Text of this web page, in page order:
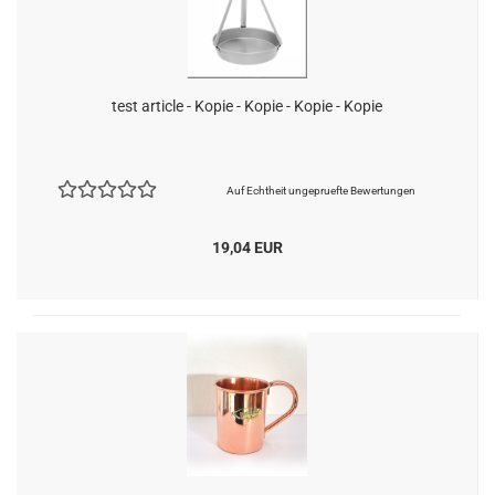
test article - Kopie - Kopie - Kopie - Kopie
Auf Echtheit ungepruefte Bewertungen
19,04 EUR